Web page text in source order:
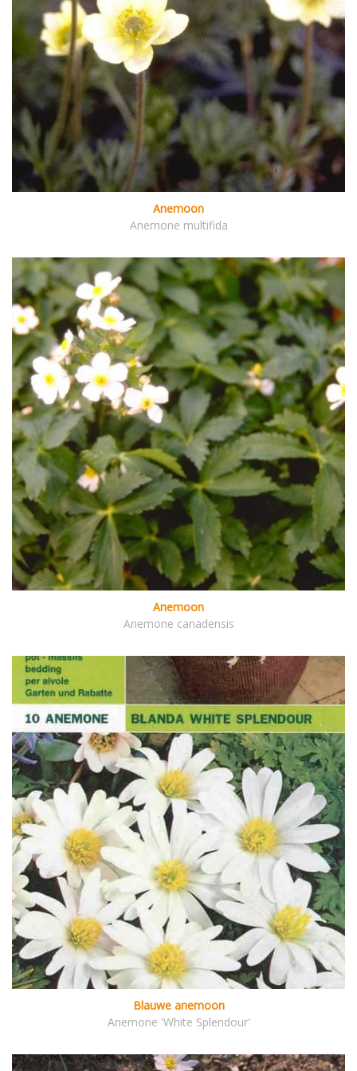
Anemoon
Anemone multifida
Anemoon
Anemone canadensis
Blauwe anemoon
Anemone 'White Splendour'